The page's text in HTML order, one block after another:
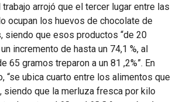
arrojó que el tercer lugar entre las
ocupan los huevos de chocolate de
siendo que esos productos “de 20
incremento de hasta un 74,1 %, al
65 gramos treparon a un 81 ,2%”. En
“se ubica cuarto entre los alimentos que
siendo que la merluza fresca por kilo